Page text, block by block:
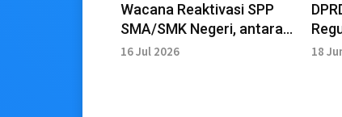
Wacana Reaktivasi SPP
SMA/SMK Negeri, antara
Kemampuan Fiskal di
16 Jul 2026 18